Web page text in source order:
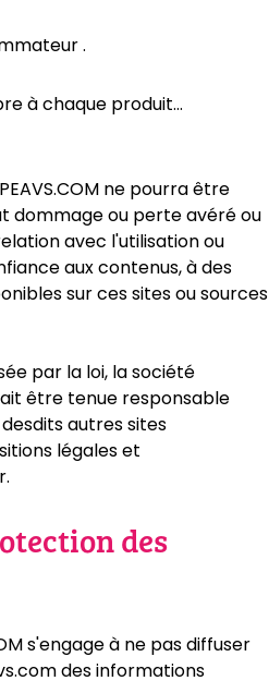
.
à chaque produit…
ne pourra être
dommage ou perte avéré ou
avec l'utilisation ou
aux contenus, à des
sur ces sites ou sources
par la loi, la société
être tenue responsable
autres sites
légales et
des
s'engage à ne pas diffuser
des informations